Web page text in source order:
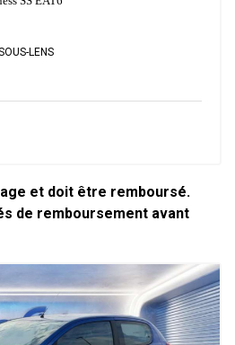
LENS
et doit être remboursé.
de remboursement avant